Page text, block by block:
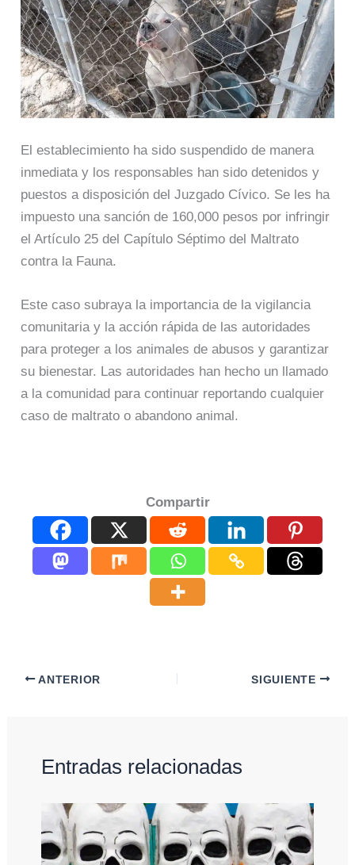
El establecimiento ha sido suspendido de manera
inmediata y los responsables han sido detenidos y
puestos a disposición del Juzgado Cívico. Se les ha
impuesto una sanción de 160,000 pesos por infringir
el Artículo 25 del Capítulo Séptimo del Maltrato
contra la Fauna.
Este caso subraya la importancia de la vigilancia
comunitaria y la acción rápida de las autoridades
para proteger a los animales de abusos y garantizar
su bienestar. Las autoridades han hecho un llamado
a la comunidad para continuar reportando cualquier
caso de maltrato o abandono animal.
Compartir
ANTERIOR SIGUIENTE
Entradas relacionadas